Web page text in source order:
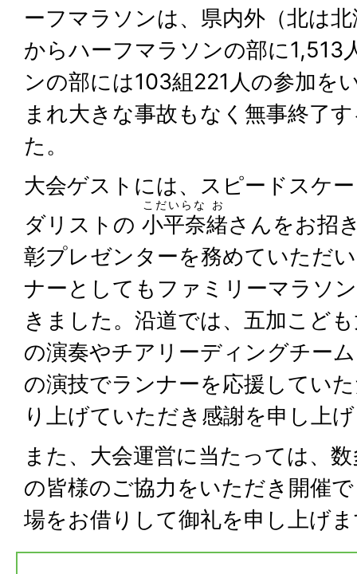
ーフマラソンは、県内外（北は
からハーフマラソンの部に1,513
ンの部には103組221人の参加を
まれ大きな事故もなく無事終了
た。
大会ゲストには、スピードスケ
ダリストの 小平奈
こだいらな
緒
お
さんをお招
彰プレゼンターを務めていただ
ナーとしてもファミリーマラソ
きました。沿道では、五加こど
の演奏やチアリーディングチー
の演技でランナーを応援してい
り上げていただき感謝を申し上
また、大会運営に当たっては、
の皆様のご協力をいただき開催
場をお借りして御礼を申し上げ